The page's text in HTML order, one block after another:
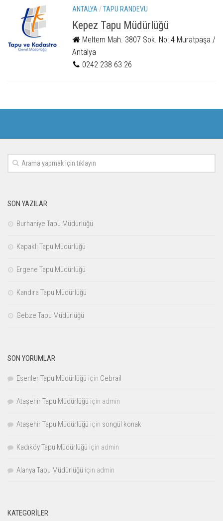
ANTALYA /TAPU RANDEVU
Kepez Tapu Müdürlüğü
Meltem Mah. 3807 Sok. No: 4 Muratpaşa /
Antalya
0242 238 63 26
SON YAZILAR
Burhaniye Tapu Müdürlüğü
Kapaklı Tapu Müdürlüğü
Ergene Tapu Müdürlüğü
Kandıra Tapu Müdürlüğü
Gebze Tapu Müdürlüğü
SON YORUMLAR
Esenler Tapu Müdürlüğü için Cebrail
Ataşehir Tapu Müdürlüğü için admin
Ataşehir Tapu Müdürlüğü için songül konak
Kadıköy Tapu Müdürlüğü için admin
Alanya Tapu Müdürlüğü için admin
KATEGORILER